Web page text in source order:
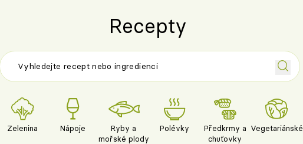
Recepty
Zelenina Nápoje
Ryby a
mořské plody
Polévky
Předkrmy a
chuťovky
Vegetariánské